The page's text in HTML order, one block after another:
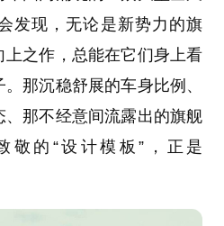
发现，无论是新势力的旗
之作，总能在它们身上看
那沉稳舒展的车身比例、
那不经意间流露出的旗舰
敬的“设计模板”，正是